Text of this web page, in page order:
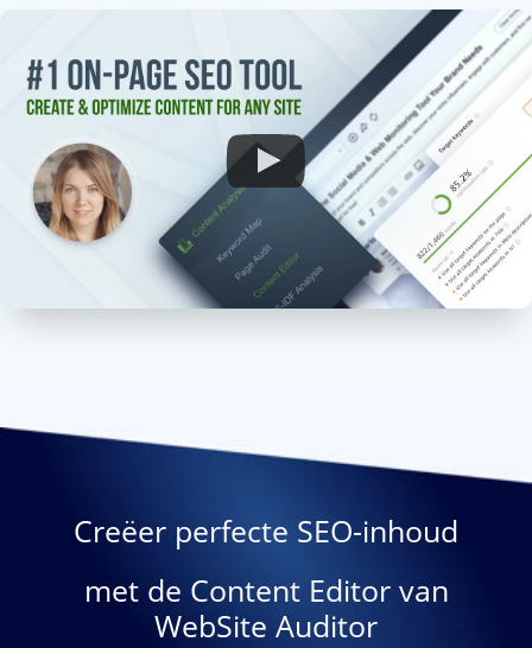
Creëer perfecte SEO-inhoud
met de Content Editor van
WebSite Auditor